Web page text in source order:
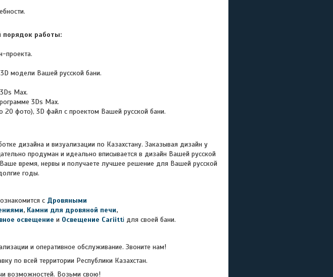
порядок работы:
проекта.
модели Вашей русской бани.
Max.
3Ds Max.
20 фото), 3D файл с проектом Вашей русской бани.
дизайна и визуализации по Казахстану. Заказывая дизайн у
продуман и идеально вписывается в дизайн Вашей русской
время, нервы и получаете лучшее решение для Вашей русской
годы.
с Дровяными
, Камни для дровяной печи,
освещение и Освещение Cariitti для своей бани.
и оперативное обслуживание. Звоните нам!
по всей территории Республики Казахстан.
возможностей. Возьми свою!